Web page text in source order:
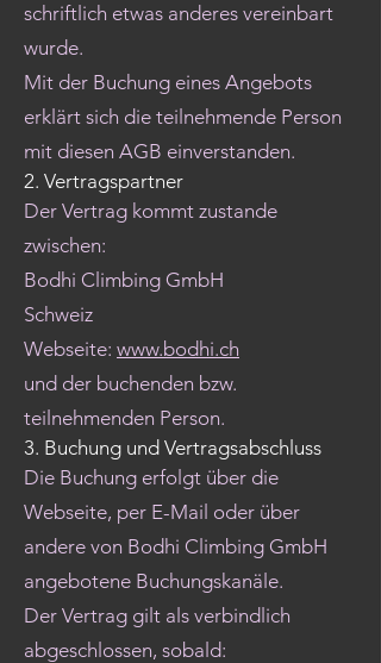
schriftlich etwas anderes vereinbart
wurde.
Mit der Buchung eines Angebots
erklärt sich die teilnehmende Person
mit diesen AGB einverstanden.
2. Vertragspartner
Der Vertrag kommt zustande
zwischen:
Bodhi Climbing GmbH
Schweiz
Webseite: www.bodhi.ch
und der buchenden bzw.
teilnehmenden Person.
3. Buchung und Vertragsabschluss
Die Buchung erfolgt über die
Webseite, per E-Mail oder über
andere von Bodhi Climbing GmbH
angebotene Buchungskanäle.
Der Vertrag gilt als verbindlich
abgeschlossen, sobald: